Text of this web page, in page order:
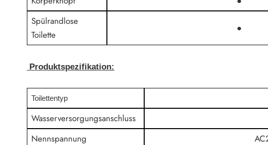
Spülrandlose
Toilette
●
Produktspezifikation:
Toilettentyp
Wasserversorgungsanschluss
Nennspannung